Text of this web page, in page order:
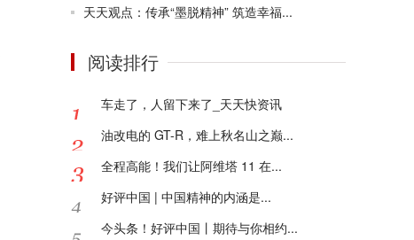
天天观点：传承“墨脱精神” 筑造幸福...
阅读排行
车走了，人留下来了_天天快资讯
油改电的 GT-R，难上秋名山之巅...
全程高能！我们让阿维塔 11 在...
好评中国 | 中国精神的内涵是...
今头条！好评中国丨期待与你相约...